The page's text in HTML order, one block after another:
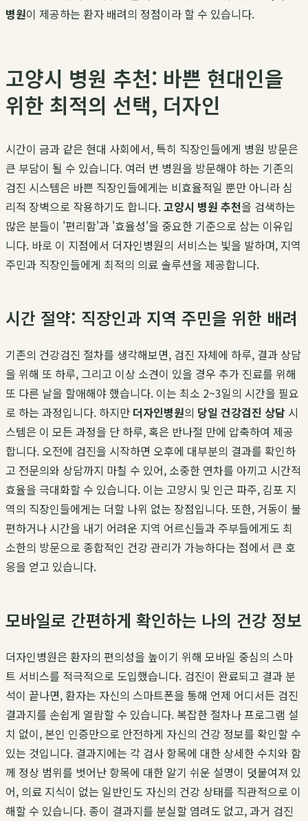
병원이 제공하는 환자 배려의 정점이라 할 수 있습니다.
고양시 병원 추천: 바쁜 현대인을
위한 최적의 선택, 더자인
시간이 금과 같은 현대 사회에서, 특히 직장인들에게 병원 방문은
큰 부담이 될 수 있습니다. 여러 번 병원을 방문해야 하는 기존의
검진 시스템은 바쁜 직장인들에게는 비효율적일 뿐만 아니라 심
리적 장벽으로 작용하기도 합니다.고양시 병원 추천을 검색하는
많은 분들이 '편리함'과 '효율성'을 중요한 기준으로 삼는 이유입
니다. 바로 이 지점에서 더자인병원의 서비스는 빛을 발하며, 지역
주민과 직장인들에게 최적의 의료 솔루션을 제공합니다.
시간 절약: 직장인과 지역 주민을 위한 배려
기존의 건강검진 절차를 생각해보면, 검진 자체에 하루, 결과 상담
을 위해 또 하루, 그리고 이상 소견이 있을 경우 추가 진료를 위해
또 다른 날을 할애해야 했습니다. 이는 최소 2~3일의 시간을 필요
로 하는 과정입니다. 하지만 더자인병원의 당일 건강검진 상담 시
스템은 이 모든 과정을 단 하루, 혹은 반나절 만에 압축하여 제공
합니다. 오전에 검진을 시작하면 오후에 대부분의 결과를 확인하
고 전문의와 상담까지 마칠 수 있어, 소중한 연차를 아끼고 시간적
효율을 극대화할 수 있습니다. 이는 고양시 및 인근 파주, 김포 지
역의 직장인들에게는 더할 나위 없는 장점입니다. 또한, 거동이 불
편하거나 시간을 내기 어려운 지역 어르신들과 주부들에게도 최
소한의 방문으로 종합적인 건강 관리가 가능하다는 점에서 큰 호
응을 얻고 있습니다.
모바일로 간편하게 확인하는 나의 건강 정보
더자인병원은 환자의 편의성을 높이기 위해 모바일 중심의 스마
트 서비스를 적극적으로 도입했습니다. 검진이 완료되고 결과 분
석이 끝나면, 환자는 자신의 스마트폰을 통해 언제 어디서든 검진
결과지를 손쉽게 열람할 수 있습니다. 복잡한 절차나 프로그램 설
치 없이, 본인 인증만으로 안전하게 자신의 건강 정보를 확인할 수
있는 것입니다. 결과지에는 각 검사 항목에 대한 상세한 수치와 함
께 정상 범위를 벗어난 항목에 대한 알기 쉬운 설명이 덧붙여져 있
어, 의료 지식이 없는 일반인도 자신의 건강 상태를 직관적으로 이
해할 수 있습니다. 종이 결과지를 분실할 염려도 없고, 과거 검진